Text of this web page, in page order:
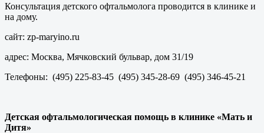
Консультация детского офтальмолога проводится в клинике и
на дому.
сайт: zp-maryino.ru
адрес: Москва, Мячковский бульвар, дом 31/19
Телефоны: (495) 225-83-45 (495) 345-28-69 (495) 346-45-21
Детская офтальмологическая помощь в клинике «Мать и
Дитя»